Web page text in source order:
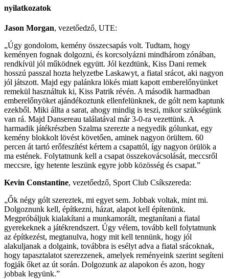
nyilatkozatok
Jason Morgan, vezetőedző, UTE:
„Úgy gondolom, kemény összecsapás volt. Tudtam, hogy
keményen fognak dolgozni, és korcsolyázni mindhárom zónában,
rendkívül jól működnek együtt. Jól kezdtünk, Kiss Dani remek
hosszú passzal hozta helyzetbe Laskawyt, a fiatal srácot, aki nagyon
jól játszott. Majd egy palánkra lökés miatt kapott emberelőnyünket
remekül használtuk ki, Kiss Patrik révén. A második harmadban
emberelőnyöket ajándékoztunk ellenfelünknek, de gólt nem kaptunk
ezekből. Miki állta a sarat, ahogy mindig is teszi, mikor szükségünk
van rá. Majd Dansereau találatával már 3-0-ra vezettünk. A
harmadik játékrészben Szalma szerezte a negyedik gólunkat, egy
kemény blokkolt lövést követően, aminek nagyon örültem. 60
percen át tartó erőfeszítést kértem a csapattól, így nagyon örülök a
ma estének. Folytatnunk kell a csapat összekovácsolását, meccsről
meccsre, így hetente leszünk egyre jobb közösség és csapat.”
Kevin Constantine, vezetőedző, Sport Club Csíkszereda:
„Ők négy gólt szereztek, mi egyet sem. Jobbak voltak, mint mi.
Dolgoznunk kell, építkezni, házat, alapot kell építenünk.
Megpróbáljuk kialakítani a munkamorált, megtanítani a fiatal
gyerekeknek a játékrendszert. Úgy vélem, tovább kell folytatnunk
az építkezést, megtanulva, hogy mit kell tennünk, hogy jól
alakuljanak a dolgaink, továbbra is esélyt adva a fiatal srácoknak,
hogy tapasztalatot szerezzenek, amelyek reményeink szerint segíteni
fogják őket az út során. Dolgozunk az alapokon és azon, hogy
jobbak legyünk.”